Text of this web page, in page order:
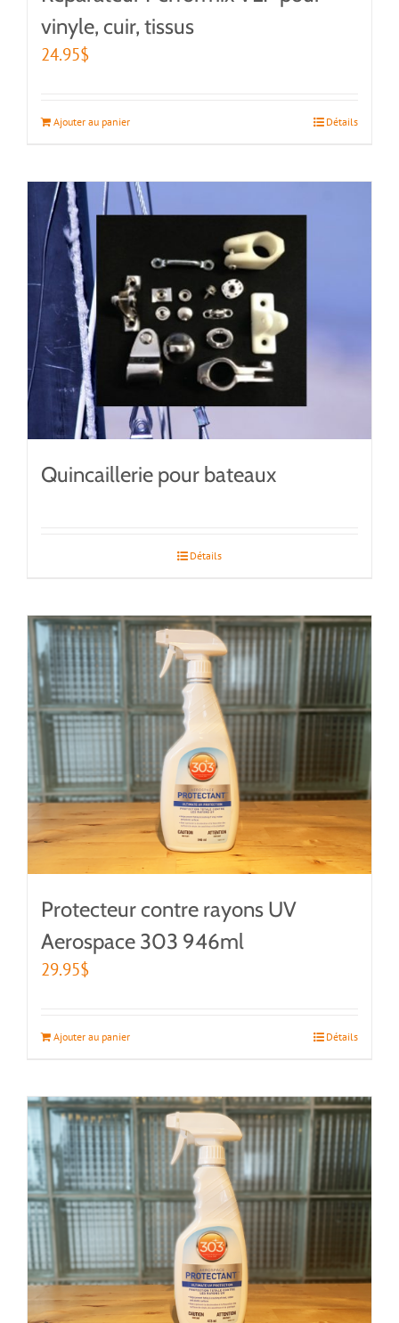
vinyle, cuir, tissus
24.95$
Ajouter au panier Détails
Quincaillerie pour bateaux
Détails
Protecteur contre rayons UV
Aerospace 303 946ml
29.95$
Ajouter au panier Détails